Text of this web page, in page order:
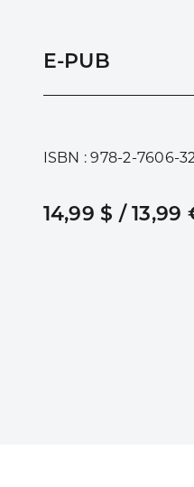
E-PUB
ISBN : 978-2-7606-
14,99 $ / 13,99